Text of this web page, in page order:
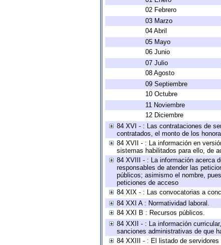
02 Febrero
03 Marzo
04 Abril
05 Mayo
06 Junio
07 Julio
08 Agosto
09 Septiembre
10 Octubre
11 Noviembre
12 Diciembre
84 XVI - : Las contrataciones de
contratados, el monto de los
84 XVII - : La información en
sistemas habilitados para ello, de
84 XVIII - : La información acerca
responsables de atender las
públicos; asimismo el nombre,
peticiones de acceso
84 XIX - : Las convocatorias a
84 XXI A : Normatividad laboral.
84 XXI B : Recursos públicos.
84 XXII - : La información
sanciones administrativas de que
84 XXIII - : El listado de